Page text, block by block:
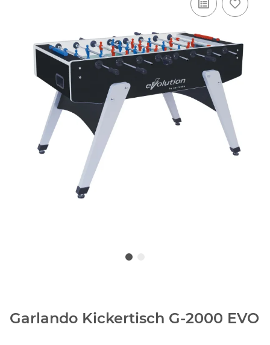
Garlando Kickertisch G-2000 EVO